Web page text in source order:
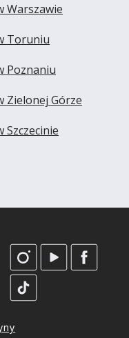
Warszawie
Toruniu
Poznaniu
Zielonej Górze
Szczecinie